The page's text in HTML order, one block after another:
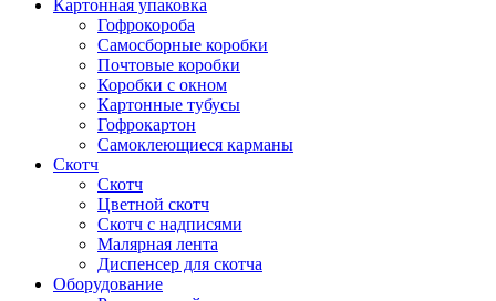
Картонная упаковка
Гофрокороба
Самосборные коробки
Почтовые коробки
Коробки с окном
Картонные тубусы
Гофрокартон
Самоклеющиеся карманы
Скотч
Скотч
Цветной скотч
Скотч с надписями
Малярная лента
Диспенсер для скотча
Оборудование